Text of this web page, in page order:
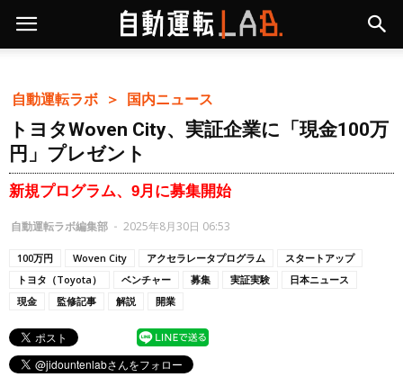
自動運転ラボ ＞ 国内ニュース
トヨタWoven City、実証企業に「現金100万
円」プレゼント
新規プログラム、9月に募集開始
自動運転ラボ編集部 - 2025年8月30日 06:53
100万円 Woven City アクセラレータプログラム
スタートアップ
トヨタ（Toyota）
ベンチャー 募集 実証実験
日本ニュース
現金
監修記事 解説 開業